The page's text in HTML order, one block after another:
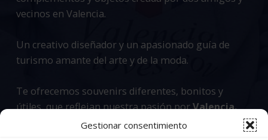
Gestionar consentimiento
vecinos en Valencia.
Un creativo diseñador y un apasionado guía de
turismo amante del arte y de la moda.
Te ofrecemos souvenirs diferentes, bonitos y
útiles, que reflejan nuestra pasión porValencia.